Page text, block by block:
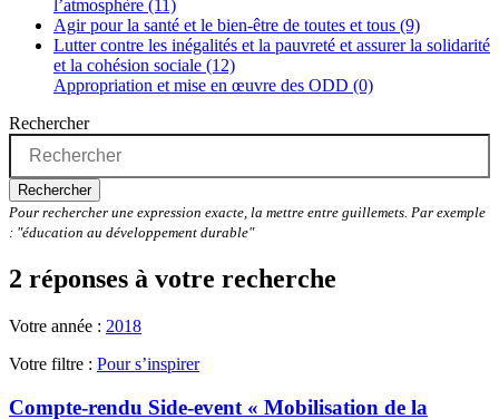
l’atmosphère (11)
Agir pour la santé et le bien-être de toutes et tous (9)
Lutter contre les inégalités et la pauvreté et assurer la solidarité
et la cohésion sociale (12)
Appropriation et mise en œuvre des ODD (0)
Rechercher
Rechercher
Pour rechercher une expression exacte, la mettre entre guillemets. Par exemple
: "éducation au développement durable"
2 réponses à votre recherche
Votre année : 2018
Votre filtre : Pour s’inspirer
Compte-rendu Side-event « Mobilisation de la